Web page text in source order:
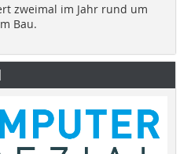
zweimal im Jahr rund um
Bau.